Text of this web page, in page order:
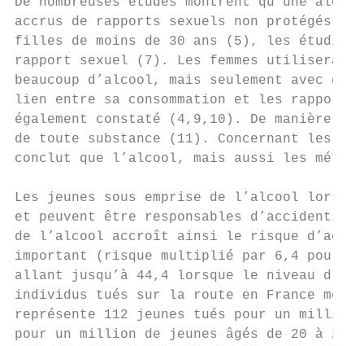
accrus de rapports sexuels non protégés
filles de moins de 30 ans (5), les
rapport sexuel (7). Les femmes
beaucoup d’alcool, mais seulement avec
lien entre sa consommation et les
également constaté (4,9,10). De manière
de toute substance (11). Concernant les
conclut que l’alcool, mais aussi les
Les jeunes sous emprise de l’alcool
et peuvent être responsables d’accidents
de l’alcool accroît ainsi le risque
important (risque multiplié par 6,4 pour
allant jusqu’à 44,4 lorsque le niveau
individus tués sur la route en France
représente 112 jeunes tués pour un
pour un million de jeunes âgés de 20 à 24